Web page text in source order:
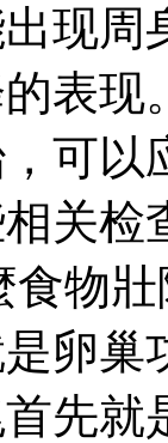
现周
表
可
关检
食物
卵巢
先就